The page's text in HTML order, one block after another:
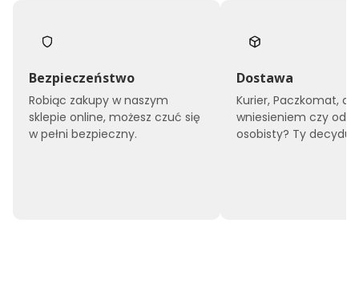
Bezpieczeństwo
Robiąc zakupy w naszym
sklepie online, możesz czuć się
w pełni bezpieczny.
Dostawa
Kurier, Paczkomat,
wniesieniem czy
osobisty? Ty